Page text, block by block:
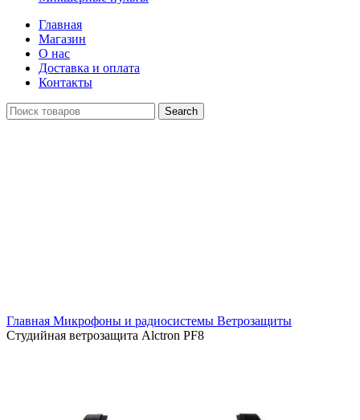
Главная
Магазин
О нас
Доставка и оплата
Контакты
Search
Главная Микрофоны и радиосистемы Ветрозащиты
Студийная ветрозащита Alctron PF8